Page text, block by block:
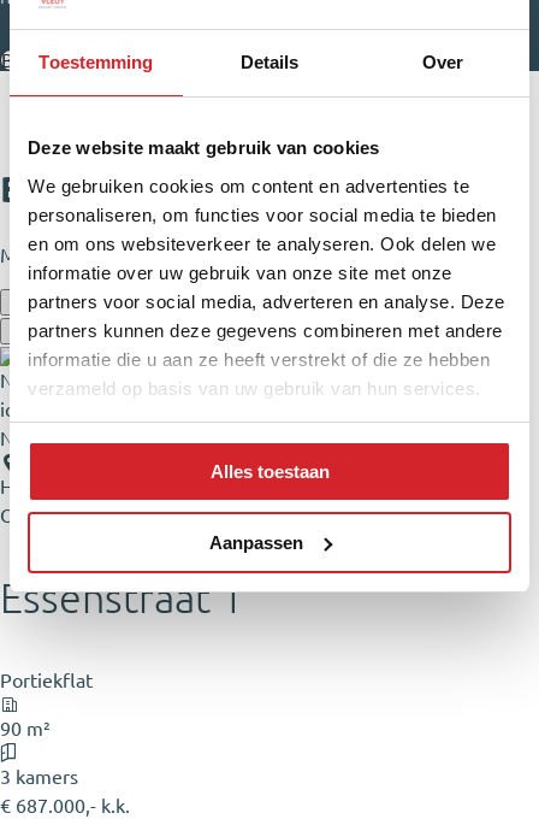
Toestemming Details Over
Deze website maakt gebruik van cookies
We gebruiken cookies om content en advertenties te
personaliseren, om functies voor social media te bieden
en om ons websiteverkeer te analyseren. Ook delen we
informatie over uw gebruik van onze site met onze
partners voor social media, adverteren en analyse. Deze
partners kunnen deze gegevens combineren met andere
informatie die u aan ze heeft verstrekt of die ze hebben
verzameld op basis van uw gebruik van hun services.
Alles toestaan
Aanpassen
Bekijk het stappenplan
Bekijk onze woningen
Misschien staat jouw droomhuis er wel tussen.
Nieuw
Haarlem
Oude Stad
Essenstraat 1
Portiekflat
90 m²
3 kamers
€ 687.000,- k.k.